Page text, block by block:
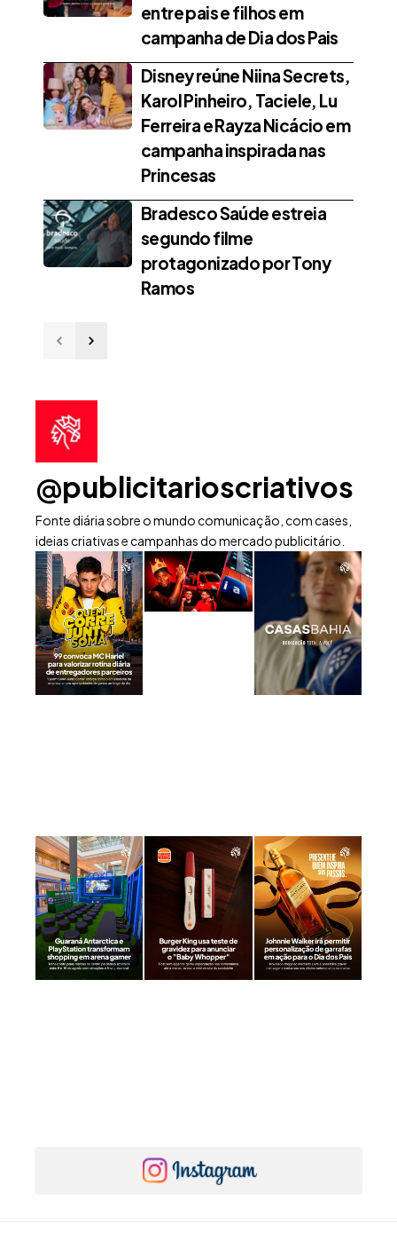
entre pais e filhos em
campanha de Dia dos Pais
Disney reúne Niina Secrets,
Karol Pinheiro, Taciele, Lu
Ferreira e Rayza Nicácio em
campanha inspirada nas
Princesas
Bradesco Saúde estreia
segundo filme
protagonizado por Tony
Ramos
@publicitarioscriativos
Fonte diária sobre o mundo comunicação, com cases,
ideias criativas e campanhas do mercado publicitário.